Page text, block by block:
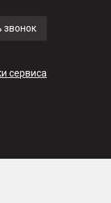
звонок
сервиса